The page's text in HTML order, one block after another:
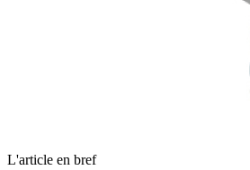
L'article en bref